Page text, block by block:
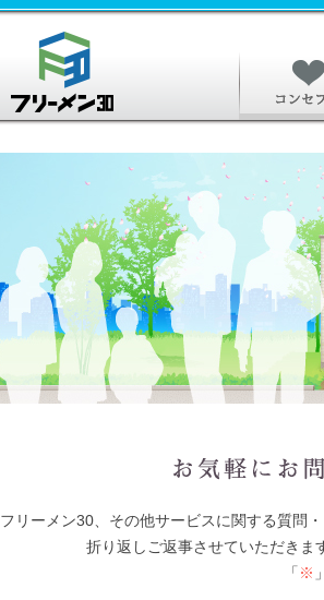
フリーメン30、その他サービスに関する質問
折り返しご返事させていただきま
「 ※